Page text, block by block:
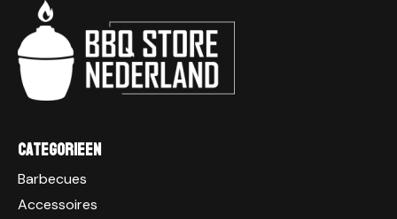
Categorieen
Barbecues
Accessoires